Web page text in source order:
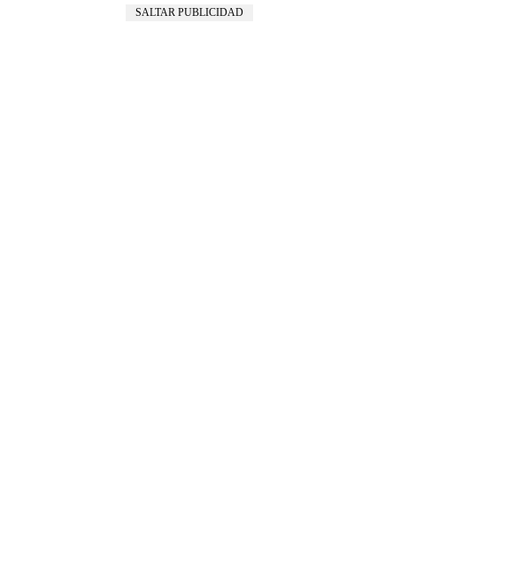
SALTAR PUBLICIDAD